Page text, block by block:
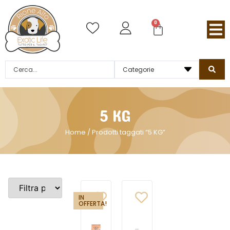
0
5 KG
Home / Prodotti taggati “5 KG”
IN
OFFERTA!